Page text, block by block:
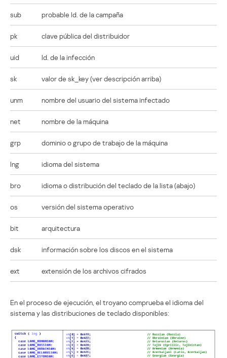
sub probable Id. de la campaña
pk clave pública del distribuidor
uid Id. de la infección
sk valor de sk_key (ver descripción arriba)
unm nombre del usuario del sistema infectado
net nombre de la máquina
grp dominio o grupo de trabajo de la máquina
lng idioma del sistema
bro idioma o distribución del teclado de la lista (abajo)
os versión del sistema operativo
bit arquitectura
dsk información sobre los discos en el sistema
ext extensión de los archivos cifrados
En el proceso de ejecución, el troyano comprueba el idioma del
sistema y las distribuciones de teclado disponibles: